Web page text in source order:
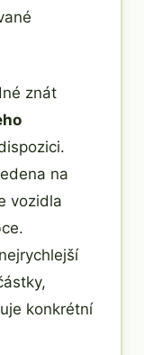
znát
na
vozidla
konkrétní